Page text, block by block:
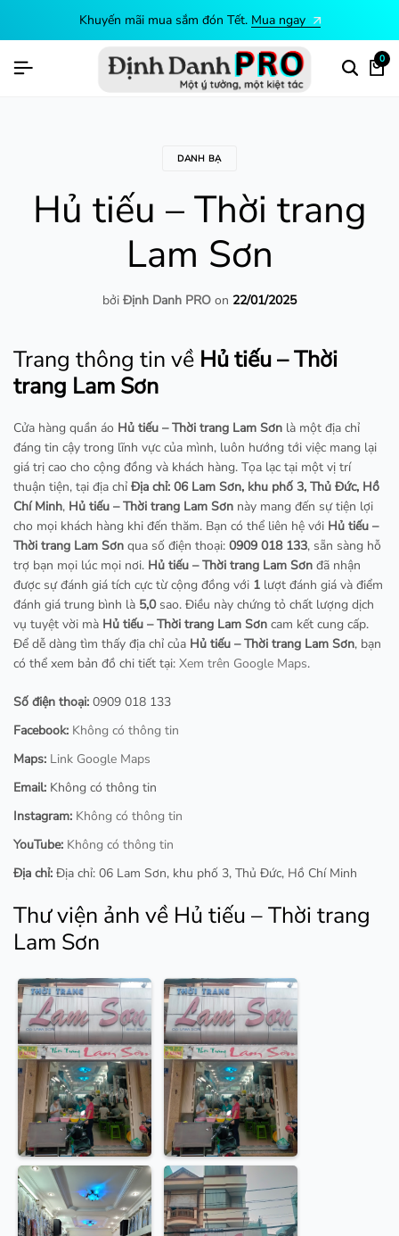
Khuyến mãi mua sắm đón Tết. Mua ngay
0
DANH BẠ
Hủ tiếu – Thời trang
Lam Sơn
bởi Định Danh PRO on 22/01/2025
Trang thông tin về Hủ tiếu – Thời
trang Lam Sơn
Cửa hàng quần áo Hủ tiếu – Thời trang Lam Sơn là một địa chỉ
đáng tin cậy trong lĩnh vực của mình, luôn hướng tới việc mang lại
giá trị cao cho cộng đồng và khách hàng. Tọa lạc tại một vị trí
thuận tiện, tại địa chỉ Địa chỉ: 06 Lam Sơn, khu phố 3, Thủ Đức, Hồ
Chí Minh, Hủ tiếu – Thời trang Lam Sơn này mang đến sự tiện lợi
cho mọi khách hàng khi đến thăm. Bạn có thể liên hệ với Hủ tiếu –
Thời trang Lam Sơn qua số điện thoại: 0909 018 133, sẵn sàng hỗ
trợ bạn mọi lúc mọi nơi. Hủ tiếu – Thời trang Lam Sơn đã nhận
được sự đánh giá tích cực từ cộng đồng với 1 lượt đánh giá và điểm
đánh giá trung bình là 5,0sao. Điều này chứng tỏ chất lượng dịch
vụ tuyệt vời mà Hủ tiếu – Thời trang Lam Sơn cam kết cung cấp.
Để dễ dàng tìm thấy địa chỉ của Hủ tiếu – Thời trang Lam Sơn, bạn
có thể xem bản đồ chi tiết tại: Xem trên Google Maps.
Số điện thoại: 0909 018 133
Facebook: Không có thông tin
Maps: Link Google Maps
Email: Không có thông tin
Instagram: Không có thông tin
YouTube: Không có thông tin
Địa chỉ: Địa chỉ: 06 Lam Sơn, khu phố 3, Thủ Đức, Hồ Chí Minh
Thư viện ảnh về Hủ tiếu – Thời trang
Lam Sơn